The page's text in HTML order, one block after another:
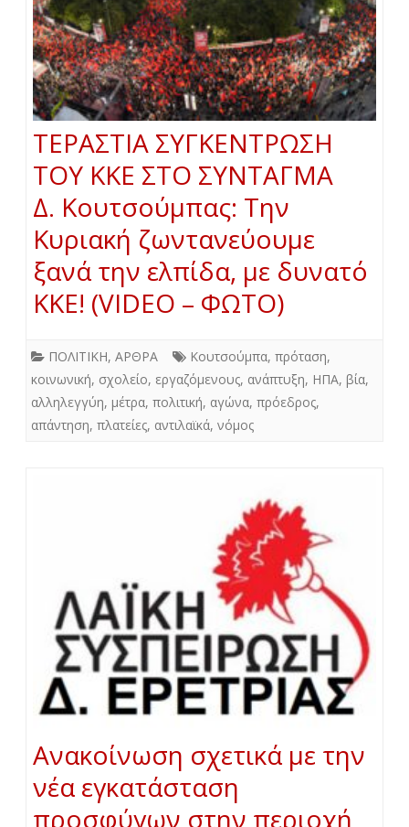
ΤΕΡΑΣΤΙΑ ΣΥΓΚΕΝΤΡΩΣΗ
ΤΟΥ ΚΚΕ ΣΤΟ ΣΥΝΤΑΓΜΑ
Δ. Κουτσούμπας: Την
Κυριακή ζωντανεύουμε
ξανά την ελπίδα, με δυνατό
ΚΚΕ! (VIDEO – ΦΩΤΟ)
ΠΟΛΙΤΙΚΗ, ΑΡΘΡΑ Κουτσούμπα, πρόταση,
κοινωνική, σχολείο, εργαζόμενους, ανάπτυξη, ΗΠΑ, βία,
αλληλεγγύη, μέτρα, πολιτική, αγώνα, πρόεδρος,
απάντηση, πλατείες, αντιλαϊκά, νόμος
Ανακοίνωση σχετικά με την
νέα εγκατάσταση
προσφύγων στην περιοχή